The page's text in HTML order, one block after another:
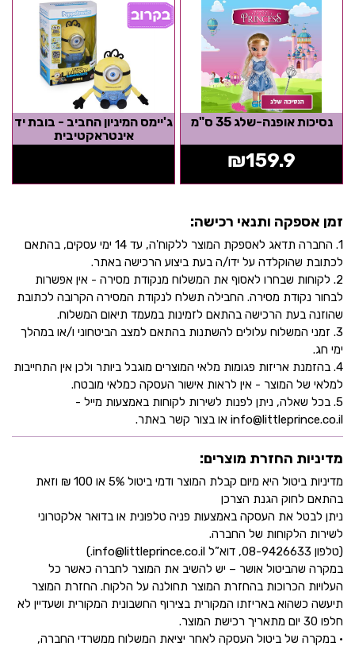
נסיכות אופנה-שלג 35 ס"מ
₪159.9
ג'יימס המיניון החביב - בובת יד
אינטראקטיבית
זמן אספקה ותנאי רכישה:
1. החברה תדאג לאספקת המוצר ללקוח'ה, עד 14 ימי עסקים, בהתאם
לכתובת שהוקלדה על ידו/ה בעת ביצוע הרכישה באתר.
2. לקוחות שבחרו לאסוף את המשלוח מנקודת מסירה - אין אפשרות
לבחור נקודת מסירה. החבילה תשלח לנקודת המסירה הקרובה לכתובת
שהוזנה בעת הרכישה בהתאם לזמינות במעמד תיאום המשלוח.
3. זמני המשלוח עלולים להשתנות בהתאם למצב הביטחוני ו/או במהלך
ימי חג.
4. בהזמנת אריזות פגומות מלאי המוצרים מוגבל ביותר ולכן אין התחייבות
למלאי של המוצר - אין לראות אישור העסקה כמלאי מובטח.
5. בכל שאלה, ניתן לפנות לשירות לקוחות באמצעות מייל -
info@littleprince.co.il או בצור קשר באתר.
מדיניות החזרת מוצרים:
מדיניות ביטול היא מיום קבלת המוצר ודמי ביטול 5% או 100 ₪ וזאת
בהתאם לחוק הגנת הצרכן
ניתן לבטל את העסקה באמצעות פניה טלפונית או בדואר אלקטרוני
לשירות הלקוחות של החברה.
(טלפון 08-9426633, דוא”ל info@littleprince.co.il.)
במקרה שהביטול אושר – יש להשיב את המוצר לחברה כאשר כל
העלויות הכרוכות בהחזרת המוצר תחולנה על הלקוח. החזרת המוצר
תיעשה כשהוא באריזתו המקורית בצירוף החשבונית המקורית ושעדיין לא
חלפו 30 יום מתאריך רכישת המוצר.
• במקרה של ביטול העסקה לאחר יציאת המשלוח ממשרדי החברה,